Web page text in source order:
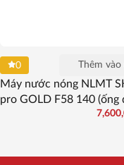
0 Thêm
Máy nước nóng NLMT
pro GOLD F58 140 (ống